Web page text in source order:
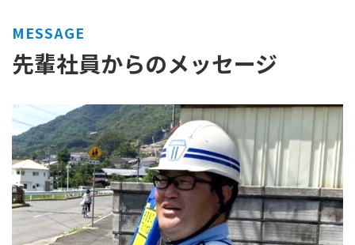
MESSAGE
先輩社員からのメッセージ